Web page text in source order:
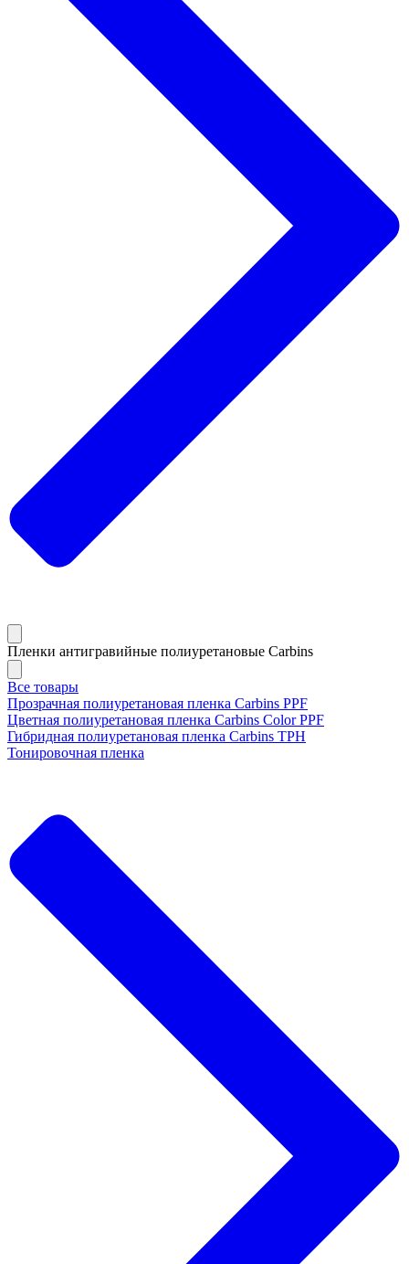
Пленки антигравийные полиуретановые Carbins
Все товары
Прозрачная полиуретановая пленка Carbins PPF
Цветная полиуретановая пленка Carbins Color PPF
Гибридная полиуретановая пленка Carbins TPH
Тонировочная пленка